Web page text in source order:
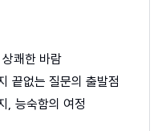
는 이런 ‘형용사’형 삶의
들이 자신의 삶을 훨씬
기업 직원이 되었으며, 임
사내 강사 타이틀을 얻었
괜찮은’ 어른이 되기를 꿈꿨
인생을 지지하는 강력한
형용사를 등대 삼아 꿋꿋
쾌한 바람
없는 질문의 출발점
능숙함의 여정